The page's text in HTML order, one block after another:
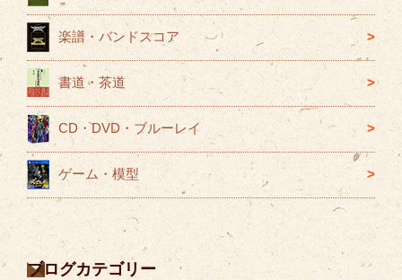
楽譜・バンドスコア
書道・茶道
CD・DVD・ブルーレイ
ゲーム・模型
ブログカテゴリー